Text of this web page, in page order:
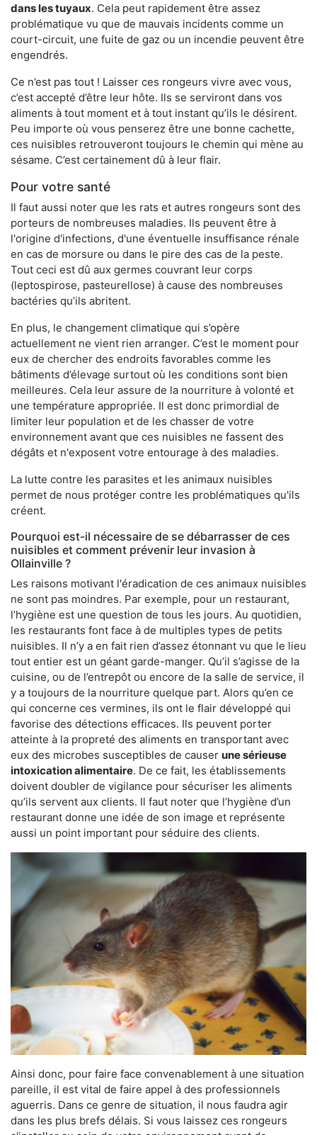
dans les tuyaux. Cela peut rapidement être assez
problématique vu que de mauvais incidents comme un
court-circuit, une fuite de gaz ou un incendie peuvent être
engendrés.
Ce n’est pas tout ! Laisser ces rongeurs vivre avec vous,
c’est accepté d’être leur hôte. Ils se serviront dans vos
aliments à tout moment et à tout instant qu’ils le désirent.
Peu importe où vous penserez être une bonne cachette,
ces nuisibles retrouveront toujours le chemin qui mène au
sésame. C’est certainement dû à leur flair.
Pour votre santé
Il faut aussi noter que les rats et autres rongeurs sont des
porteurs de nombreuses maladies. Ils peuvent être à
l'origine d'infections, d'une éventuelle insuffisance rénale
en cas de morsure ou dans le pire des cas de la peste.
Tout ceci est dû aux germes couvrant leur corps
(leptospirose, pasteurellose) à cause des nombreuses
bactéries qu’ils abritent.
En plus, le changement climatique qui s’opère
actuellement ne vient rien arranger. C’est le moment pour
eux de chercher des endroits favorables comme les
bâtiments d’élevage surtout où les conditions sont bien
meilleures. Cela leur assure de la nourriture à volonté et
une température appropriée. Il est donc primordial de
limiter leur population et de les chasser de votre
environnement avant que ces nuisibles ne fassent des
dégâts et n'exposent votre entourage à des maladies.
La lutte contre les parasites et les animaux nuisibles
permet de nous protéger contre les problématiques qu'ils
créent.
Pourquoi est-il nécessaire de se débarrasser de ces
nuisibles et comment prévenir leur invasion à
Ollainville ?
Les raisons motivant l'éradication de ces animaux nuisibles
ne sont pas moindres. Par exemple, pour un restaurant,
l’hygiène est une question de tous les jours. Au quotidien,
les restaurants font face à de multiples types de petits
nuisibles. Il n’y a en fait rien d’assez étonnant vu que le lieu
tout entier est un géant garde-manger. Qu’il s’agisse de la
cuisine, ou de l’entrepôt ou encore de la salle de service, il
y a toujours de la nourriture quelque part. Alors qu’en ce
qui concerne ces vermines, ils ont le flair développé qui
favorise des détections efficaces. Ils peuvent porter
atteinte à la propreté des aliments en transportant avec
eux des microbes susceptibles de causer une sérieuse
intoxication alimentaire. De ce fait, les établissements
doivent doubler de vigilance pour sécuriser les aliments
qu’ils servent aux clients. Il faut noter que l’hygiène d’un
restaurant donne une idée de son image et représente
aussi un point important pour séduire des clients.
Ainsi donc, pour faire face convenablement à une situation
pareille, il est vital de faire appel à des professionnels
aguerris. Dans ce genre de situation, il nous faudra agir
dans les plus brefs délais. Si vous laissez ces rongeurs